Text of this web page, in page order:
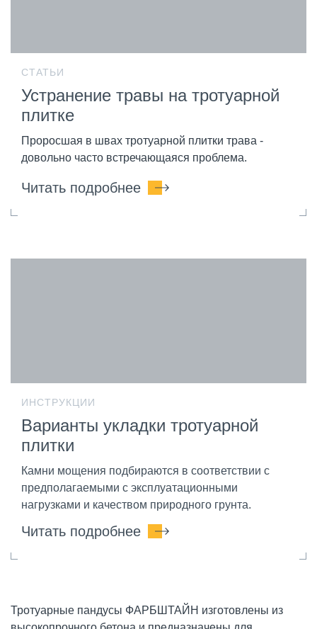
СТАТЬИ
Устранение травы на тротуарной
плитке
Проросшая в швах тротуарной плитки трава -
довольно часто встречающаяся проблема.
Читать подробнее
ИНСТРУКЦИИ
Варианты укладки тротуарной
плитки
Камни мощения подбираются в соответствии с
предполагаемыми с эксплуатационными
нагрузками и качеством природного грунта.
Читать подробнее
Тротуарные пандусы ФАРБШТАЙН изготовлены из